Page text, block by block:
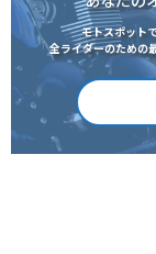
モトスポット
全ライダーのための